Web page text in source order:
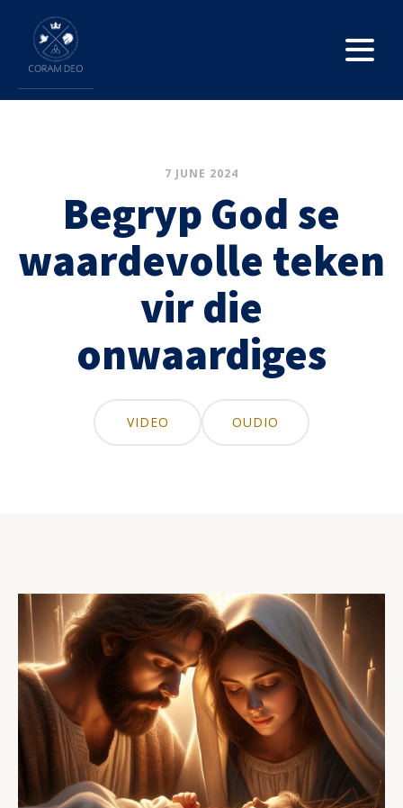
7 JUNE 2024
Begryp God se
waardevolle teken
vir die
onwaardiges
VIDEO OUDIO